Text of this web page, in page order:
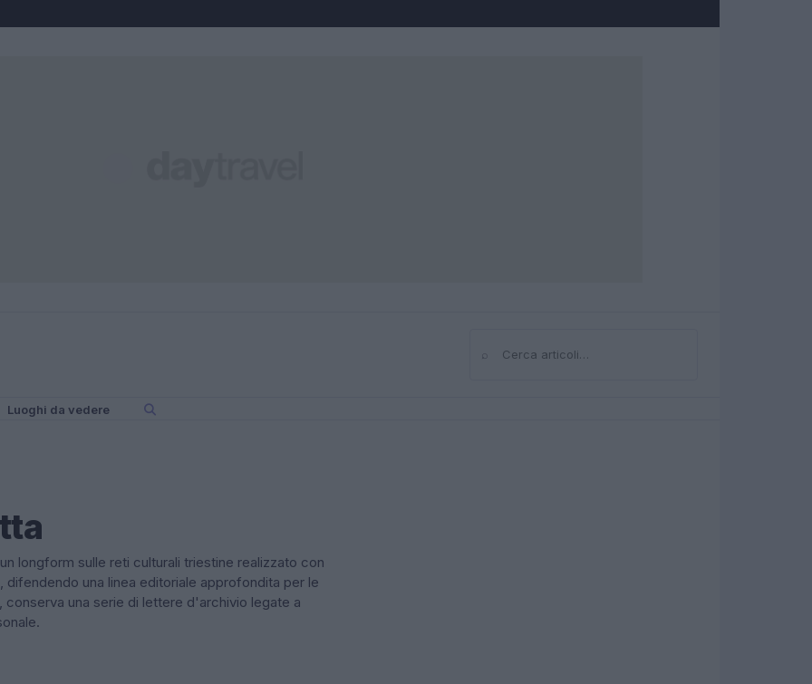
Cerca
Luoghi da vedere
longform sulle reti culturali triestine realizzato con
difendendo una linea editoriale approfondita per le
una serie di lettere d'archivio legate a